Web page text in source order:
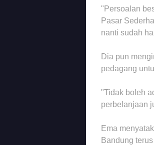
"Persoalan
Pasar
nanti sudah
Dia pun
pedagang
"Tidak boleh
perbelanjaan
Ema
Bandung